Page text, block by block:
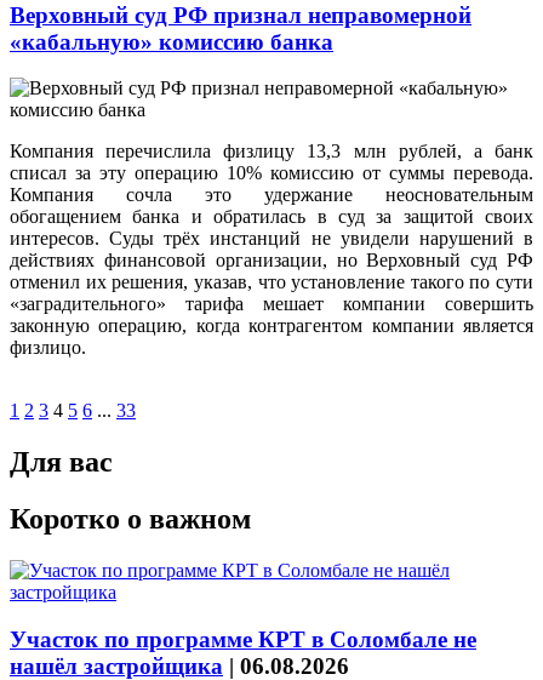
Верховный суд РФ признал неправомерной
«кабальную» комиссию банка
Компания перечислила физлицу 13,3 млн рублей, а банк
списал за эту операцию 10% комиссию от суммы перевода.
Компания сочла это удержание неосновательным
обогащением банка и обратилась в суд за защитой своих
интересов. Суды трёх инстанций не увидели нарушений в
действиях финансовой организации, но Верховный суд РФ
отменил их решения, указав, что установление такого по сути
«заградительного» тарифа мешает компании совершить
законную операцию, когда контрагентом компании является
физлицо.
1 2 3 4 5 6 ... 33
Для вас
Коротко о важном
Участок по программе КРТ в Соломбале не
нашёл застройщика | 06.08.2026